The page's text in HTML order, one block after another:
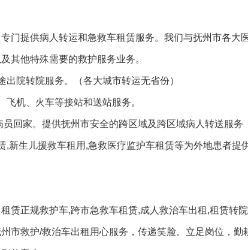
门提供病人转运和急救车租赁服务。我们与抚州市各大
其他特殊需要的救护服务业务。
出院转院服务。（各大城市转运无省份）
飞机、火车等接站和送站服务。
回家。提供抚州市安全的跨区域及跨区域病人转送服务
,新生儿援救车租用,急救医疗监护车租赁等为外地患者提
赁正规救护车,跨市急救车租赁,成人救治车出租,租赁转
市救护/救治车出租用心服务，传递笑脸。立足岗位，